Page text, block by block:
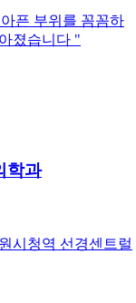
픈 부위를 꼼꼼하
졌습니다 "
학과
시청역 선경센트럴